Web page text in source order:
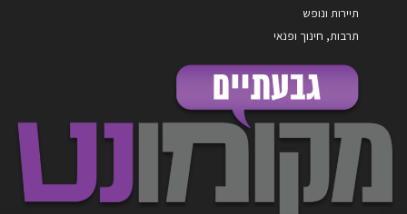
תיירות ונופש
תרבות, חינוך ופנאי